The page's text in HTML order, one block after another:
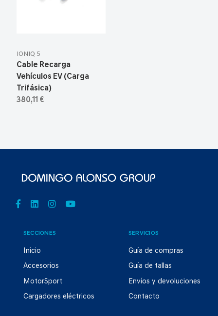
IONIQ 5
Cable Recarga
Vehículos EV (Carga
Trifásica)
380,11 €
SECCIONES
Inicio
Accesorios
MotorSport
Cargadores eléctricos
SERVICIOS
Guía de compras
Guía de tallas
Envíos y devoluciones
Contacto